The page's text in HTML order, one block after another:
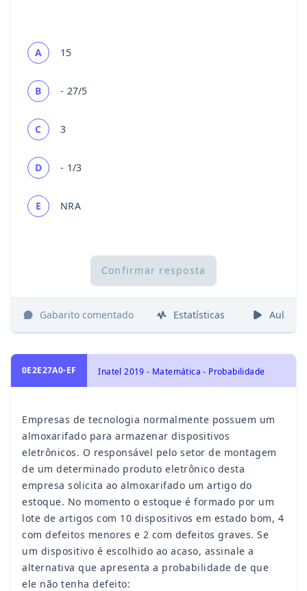
A 15
B - 27/5
C 3
D - 1/3
E NRA
Confirmar resposta
Gabarito comentado Estatísticas Aulas
0E2E27A0-EF Inatel 2019 - Matemática - Probabilidade
Empresas de tecnologia normalmente possuem um
almoxarifado para armazenar dispositivos
eletrônicos. O responsável pelo setor de montagem
de um determinado produto eletrônico desta
empresa solicita ao almoxarifado um artigo do
estoque. No momento o estoque é formado por um
lote de artigos com 10 dispositivos em estado bom, 4
com defeitos menores e 2 com defeitos graves. Se
um dispositivo é escolhido ao acaso, assinale a
alternativa que apresenta a probabilidade de que
ele não tenha defeito: